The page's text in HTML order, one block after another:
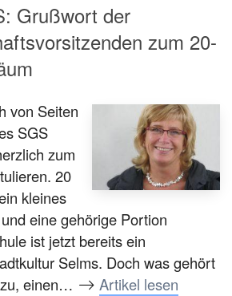
Grußwort der
zum 20-
von Seiten
SGS
zum
20
kleines
eine gehörige Portion
ist jetzt bereits ein
Selms. Doch was gehört
einen…
Artikel lesen